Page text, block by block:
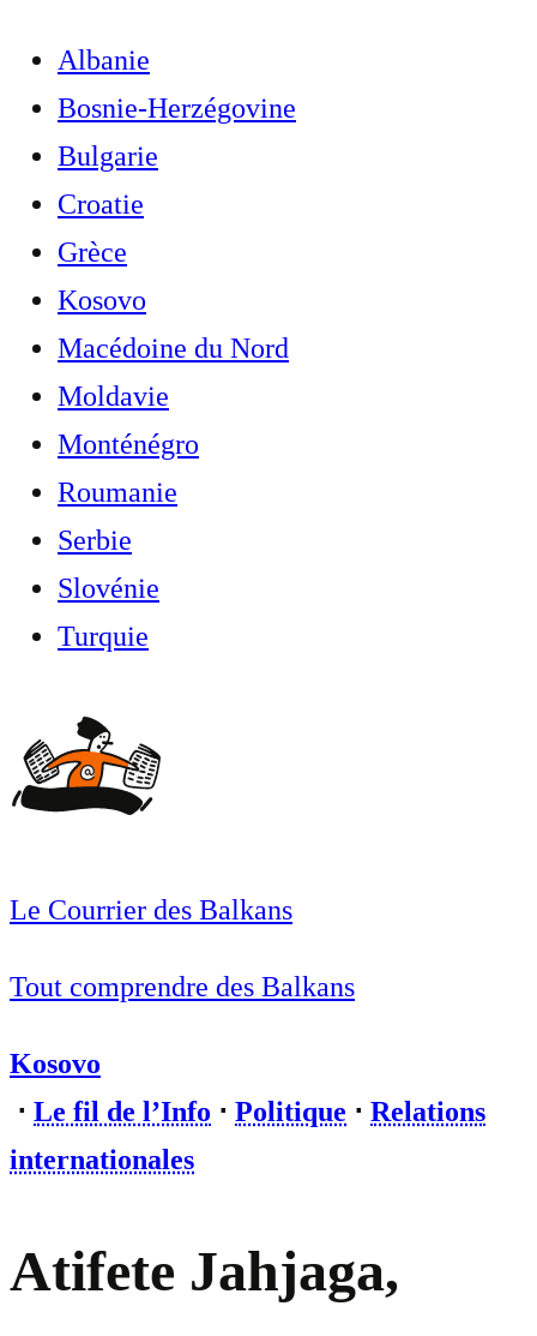
Albanie
Bosnie-Herzégovine
Bulgarie
Croatie
Grèce
Kosovo
Macédoine du Nord
Moldavie
Monténégro
Roumanie
Serbie
Slovénie
Turquie
Le Courrier des Balkans
Tout comprendre des Balkans
Kosovo
⋅ Le fil de l’Info ⋅ Politique ⋅ Relations
internationales
Atifete Jahjaga,